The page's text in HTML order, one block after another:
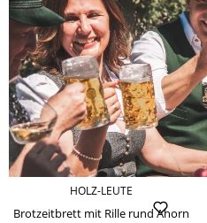
HOLZ-LEUTE
Brotzeitbrett mit Rille rund Ahorn